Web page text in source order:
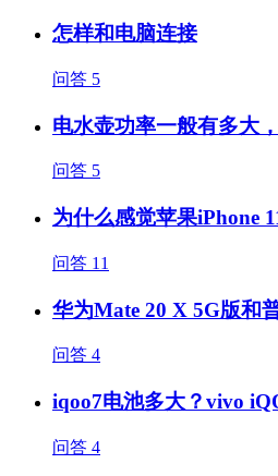
怎样和电脑连接
问答 5
电水壶功率一般有多大
问答 5
为什么感觉苹果iPhone
问答 11
华为Mate 20 X 5G版和
问答 4
iqoo7电池多大？vivo
问答 4